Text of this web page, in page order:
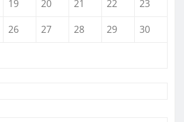
19 20 21 22
23
26 27 28 29
30